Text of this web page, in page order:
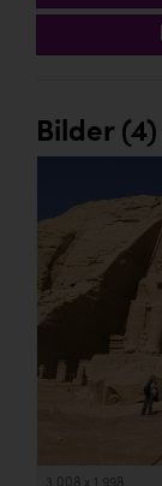
Bilder (4)